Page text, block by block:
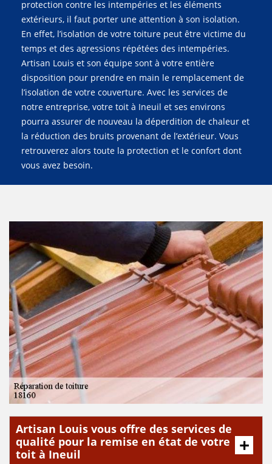
protection contre les intempéries et les éléments
extérieurs, il faut porter une attention à son isolation.
En effet, l’isolation de votre toiture peut être victime du
temps et des agressions répétées des intempéries.
Artisan Louis et son équipe sont à votre entière
disposition pour prendre en main le remplacement de
l’isolation de votre couverture. Avec les services de
notre entreprise, votre toit à Ineuil et ses environs
pourra assurer de nouveau la déperdition de chaleur et
la réduction des bruits provenant de l’extérieur. Vous
retrouverez alors toute la protection et le confort dont
vous avez besoin.
Artisan Louis vous offre des services de
qualité pour la remise en état de votre
toit à Ineuil